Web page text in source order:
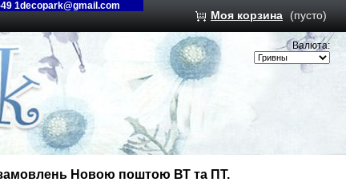
1decopark@gmail.com
Моя корзина (пусто)
Валюта:
замовлень Новою поштою ВТ та ПТ.